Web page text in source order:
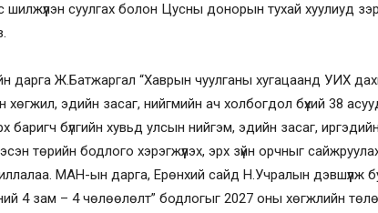
шилжүүлэн суулгах болон Цусны донорын тухай хуулиуд
дарга Ж.Батжаргал “Хаврын чуулганы хугацаанд УИХ
эдийн засаг, нийгмийн ач холбогдол бүхий 38
баригч бүлгийн хувьд улсын нийгэм, эдийн засаг,
төрийн бодлого хэрэгжүүлэх, эрх зүйн орчныг
МАН-ын дарга, Ерөнхий сайд Н.Учралын дэвшүүлж
4 зам – 4 чөлөөлөлт” бодлогыг 2027 оны хөгжлийн